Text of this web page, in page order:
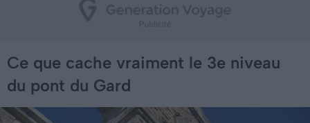
Ce que cache vraiment le 3e niveau
du pont du Gard